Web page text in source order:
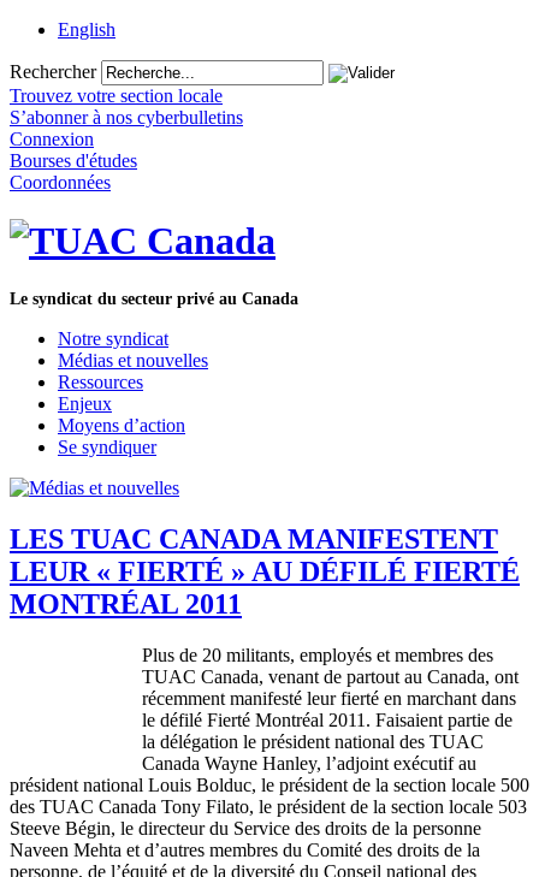
English
Rechercher
Trouvez votre section locale
S’abonner à nos cyberbulletins
Connexion
Bourses d'études
Coordonnées
Le syndicat du secteur privé au Canada
Notre syndicat
Médias et nouvelles
Ressources
Enjeux
Moyens d’action
Se syndiquer
LES TUAC CANADA MANIFESTENT
LEUR « FIERTÉ » AU DÉFILÉ FIERTÉ
MONTRÉAL 2011
Plus de 20 militants, employés et membres des
TUAC Canada, venant de partout au Canada, ont
récemment manifesté leur fierté en marchant dans
le défilé Fierté Montréal 2011. Faisaient partie de
la délégation le président national des TUAC
Canada Wayne Hanley, l’adjoint exécutif au
président national Louis Bolduc, le président de la section locale 500
des TUAC Canada Tony Filato, le président de la section locale 503
Steeve Bégin, le directeur du Service des droits de la personne
Naveen Mehta et d’autres membres du Comité des droits de la
personne, de l’équité et de la diversité du Conseil national des